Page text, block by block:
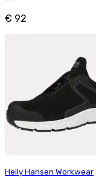
€ 92
Helly Hansen Workwear